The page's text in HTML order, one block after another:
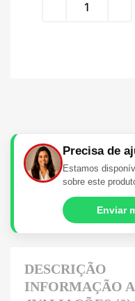
Precisa de
Estamos
sobre este
Enviar
DESCRIÇÃO
INFORMAÇÃO